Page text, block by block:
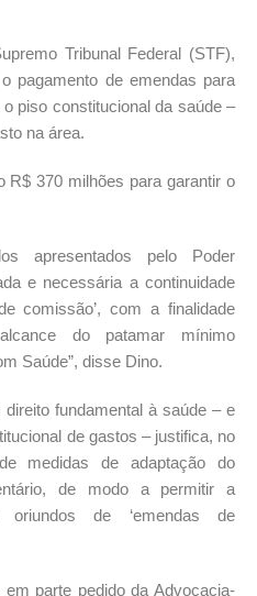
Tribunal Federal (STF),
pagamento de emendas para
piso constitucional da saúde –
na área.
R$ 370 milhões para garantir o
apresentados pelo Poder
e necessária a continuidade
comissão’, com a finalidade
do patamar mínimo
Saúde”, disse Dino.
fundamental à saúde – e
de gastos – justifica, no
medidas de adaptação do
de modo a permitir a
oriundos de ‘emendas de
parte pedido da Advocacia-